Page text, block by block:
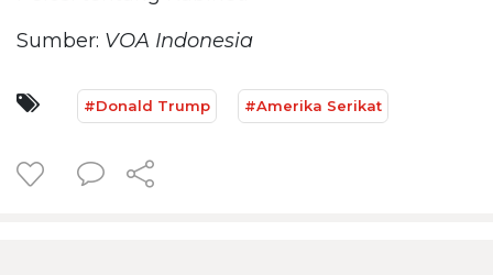
Sumber: VOA Indonesia
#Donald Trump #Amerika Serikat